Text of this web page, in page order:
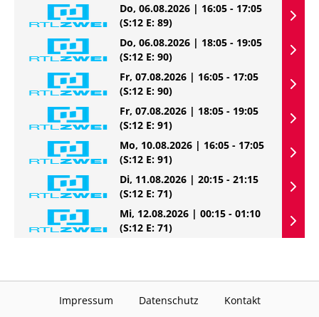
Do, 06.08.2026 | 16:05 - 17:05
(S:12 E: 89)
Do, 06.08.2026 | 18:05 - 19:05
(S:12 E: 90)
Fr, 07.08.2026 | 16:05 - 17:05
(S:12 E: 90)
Fr, 07.08.2026 | 18:05 - 19:05
(S:12 E: 91)
Mo, 10.08.2026 | 16:05 - 17:05
(S:12 E: 91)
Di, 11.08.2026 | 20:15 - 21:15
(S:12 E: 71)
Mi, 12.08.2026 | 00:15 - 01:10
(S:12 E: 71)
Impressum Datenschutz Kontakt